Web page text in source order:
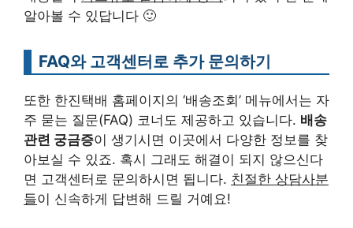
알아볼 수 있답니다 🙂
FAQ와 고객센터로 추가 문의하기
또한 한진택배 홈페이지의 ‘배송조회’ 메뉴에서는 자
주 묻는 질문(FAQ) 코너도 제공하고 있습니다. 배송
관련 궁금증이 생기시면 이곳에서 다양한 정보를 찾
아보실 수 있죠. 혹시 그래도 해결이 되지 않으신다
면 고객센터로 문의하시면 됩니다. 친절한 상담사분
들이 신속하게 답변해 드릴 거예요!